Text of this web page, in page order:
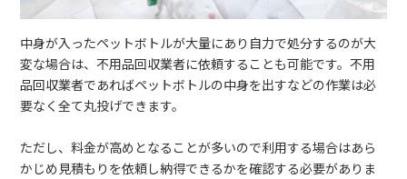
中身が入ったペットボトルが大量にあり自力で処分するのが大
変な場合は、不用品回収業者に依頼することも可能です。不用
品回収業者であればペットボトルの中身を出すなどの作業は必
要なく全て丸投げできます。
ただし、料金が高めとなることが多いので利用する場合はあら
かじめ見積もりを依頼し納得できるかを確認する必要がありま